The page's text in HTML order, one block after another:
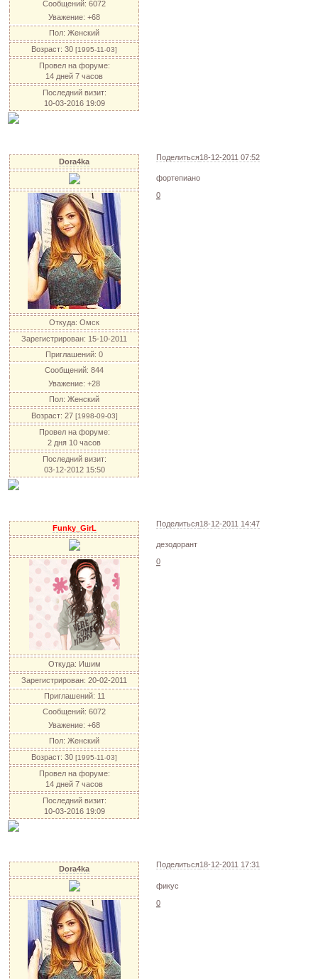
Сообщений: 6072
Уважение: +68
Пол: Женский
Возраст: 30 [1995-11-03]
Провел на форуме:
14 дней 7 часов
Последний визит:
10-03-2016 19:09
Поделиться18-12-2011 07:52
Dora4ka
Откуда: Омск
Зарегистрирован: 15-10-2011
Приглашений: 0
Сообщений: 844
Уважение: +28
Пол: Женский
Возраст: 27 [1998-09-03]
Провел на форуме:
2 дня 10 часов
Последний визит:
03-12-2012 15:50
фортепиано
0
Поделиться18-12-2011 14:47
Funky_GirL
Откуда: Ишим
Зарегистрирован: 20-02-2011
Приглашений: 11
Сообщений: 6072
Уважение: +68
Пол: Женский
Возраст: 30 [1995-11-03]
Провел на форуме:
14 дней 7 часов
Последний визит:
10-03-2016 19:09
дезодорант
0
Поделиться18-12-2011 17:31
Dora4ka
фикус
0